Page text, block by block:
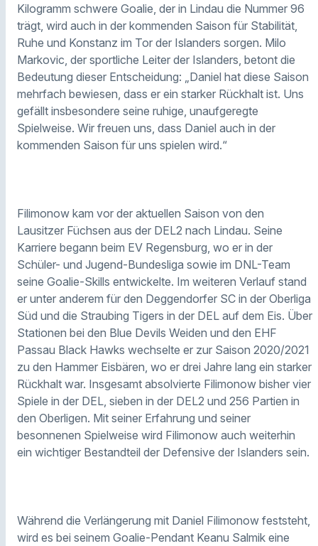
Kilogramm schwere Goalie, der in Lindau die Nummer 96
trägt, wird auch in der kommenden Saison für Stabilität,
Ruhe und Konstanz im Tor der Islanders sorgen. Milo
Markovic, der sportliche Leiter der Islanders, betont die
Bedeutung dieser Entscheidung: „Daniel hat diese Saison
mehrfach bewiesen, dass er ein starker Rückhalt ist. Uns
gefällt insbesondere seine ruhige, unaufgeregte
Spielweise. Wir freuen uns, dass Daniel auch in der
kommenden Saison für uns spielen wird.“
Filimonow kam vor der aktuellen Saison von den
Lausitzer Füchsen aus der DEL2 nach Lindau. Seine
Karriere begann beim EV Regensburg, wo er in der
Schüler- und Jugend-Bundesliga sowie im DNL-Team
seine Goalie-Skills entwickelte. Im weiteren Verlauf stand
er unter anderem für den Deggendorfer SC in der Oberliga
Süd und die Straubing Tigers in der DEL auf dem Eis. Über
Stationen bei den Blue Devils Weiden und den EHF
Passau Black Hawks wechselte er zur Saison 2020/2021
zu den Hammer Eisbären, wo er drei Jahre lang ein starker
Rückhalt war. Insgesamt absolvierte Filimonow bisher vier
Spiele in der DEL, sieben in der DEL2 und 256 Partien in
den Oberligen. Mit seiner Erfahrung und seiner
besonnenen Spielweise wird Filimonow auch weiterhin
ein wichtiger Bestandteil der Defensive der Islanders sein.
Während die Verlängerung mit Daniel Filimonow feststeht,
wird es bei seinem Goalie-Pendant Keanu Salmik eine